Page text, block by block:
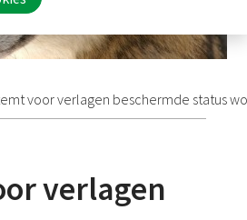
voor verlagen beschermde status
verlagen
Nieuwsbrief